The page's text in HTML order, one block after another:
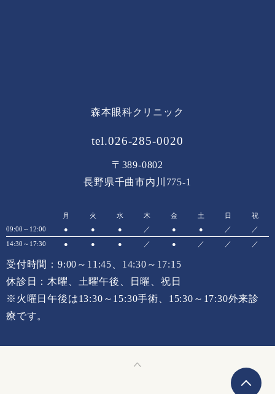
森本眼科クリニック
tel.026-285-0020
〒389-0802
長野県千曲市内川775-1
月 火 水 木 金 土 日
祝
09:00～12:00
● ● ● ／ ● ● ／
／
14:30～17:30
● ● ● ／ ● ／ ／ ／
受付時間：9:00～11:45、14:30～17:15
休診日：木曜、土曜午後、日曜、祝日
※火曜日午後は13:30～15:30手術、15:30～17:30外来診
療です。